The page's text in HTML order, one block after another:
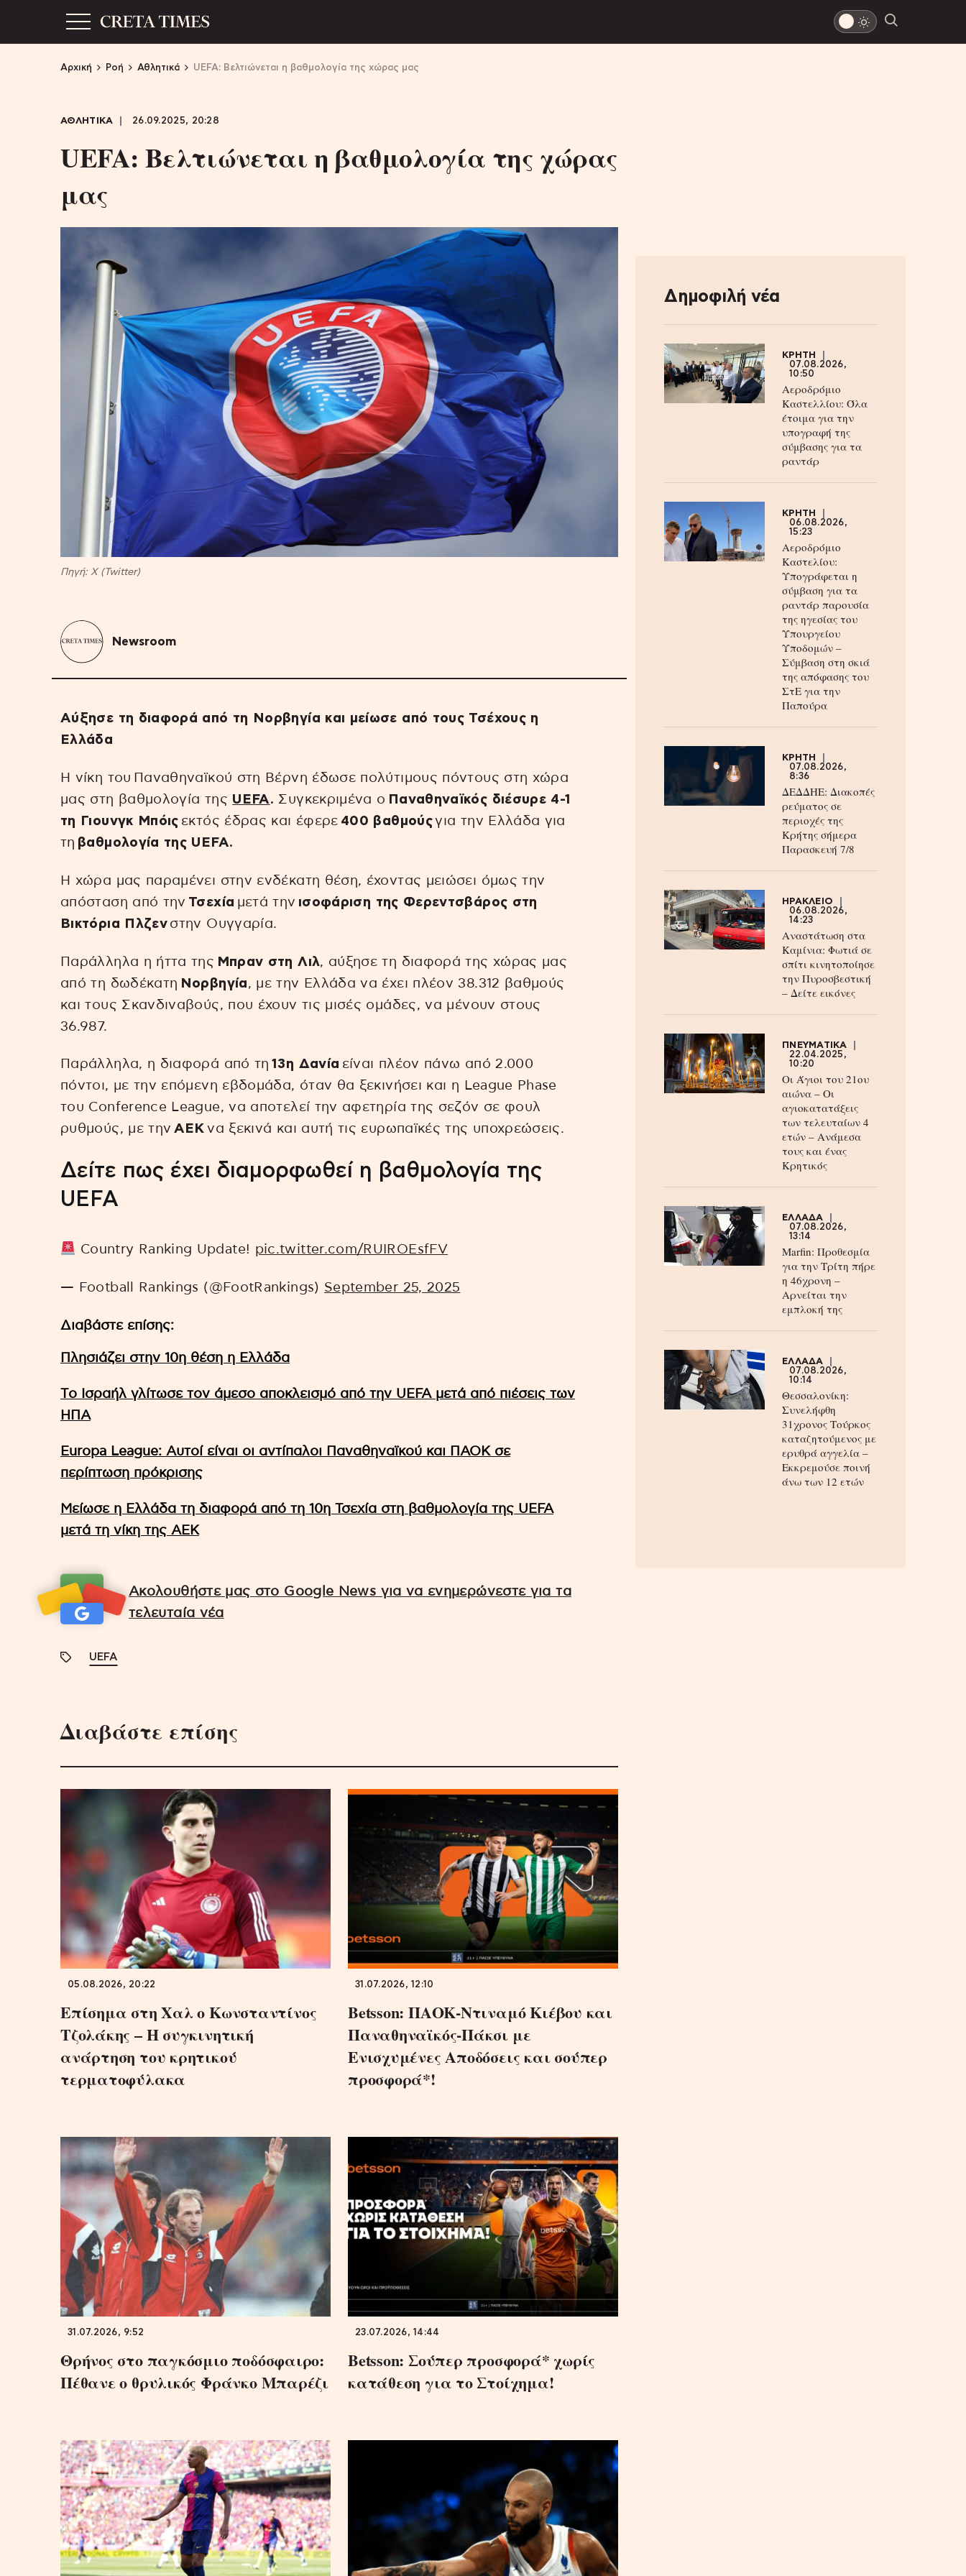
Αρχική Ροή Αθλητικά UEFA: Βελτιώνεται η βαθμολογία της χώρας μας
ΑΘΛΗΤΙΚΑ 26.09.2025, 20:28
UEFA: Βελτιώνεται η βαθμολογία της χώρας
μας
Πηγή: X (Twitter)
Newsroom
Αύξησε τη διαφορά από τη Νορβηγία και μείωσε από τους Τσέχους η
Ελλάδα
Η νίκη του Παναθηναϊκού στη Βέρνη έδωσε πολύτιμους πόντους στη χώρα
μας στη βαθμολογία της UEFA. Συγκεκριμένα ο Παναθηναϊκός διέσυρε 4-1
τη Γιουνγκ Μπόις εκτός έδρας και έφερε 400 βαθμούςγια την Ελλάδα για
τη βαθμολογία της UEFA.
Η χώρα μας παραμένει στην ενδέκατη θέση, έχοντας μειώσει όμως την
απόσταση από την Τσεχία μετά την ισοφάριση της Φερεντσβάρος στη
Βικτόρια Πλζεν στην Ουγγαρία.
Παράλληλα η ήττα της Μπραν στη Λιλ, αύξησε τη διαφορά της χώρας μας
από τη δωδέκατη Νορβηγία, με την Ελλάδα να έχει πλέον 38.312 βαθμούς
και τους Σκανδιναβούς, που έχουν τις μισές ομάδες, να μένουν στους
36.987.
Παράλληλα, η διαφορά από τη13η Δανία είναι πλέον πάνω από 2.000
πόντοι, με την επόμενη εβδομάδα, όταν θα ξεκινήσει και η League Phase
του Conference League, να αποτελεί την αφετηρία της σεζόν σε φουλ
ρυθμούς, με την ΑΕΚνα ξεκινά και αυτή τις ευρωπαϊκές της υποχρεώσεις.
Δείτε πως έχει διαμορφωθεί η βαθμολογία της
UEFA
Country Ranking Update! pic.twitter.com/RUIROEsfFV
— Football Rankings (@FootRankings) September 25, 2025
Διαβάστε επίσης:
Πλησιάζει στην 10η θέση η Ελλάδα
Τo Ισραήλ γλίτωσε τον άμεσο αποκλεισμό από την UEFA μετά από πιέσεις των
ΗΠΑ
Europa League: Αυτοί είναι οι αντίπαλοι Παναθηναϊκού και ΠΑΟΚ σε
περίπτωση πρόκρισης
Μείωσε η Ελλάδα τη διαφορά από τη 10η Τσεχία στη βαθμολογία της UEFA
μετά τη νίκη της ΑΕΚ
Ακολουθήστε μας στο Google News για να ενημερώνεστε για τα
τελευταία νέα
UEFA
Διαβάστε επίσης
05.08.2026, 20:22
Επίσημα στη Χαλ ο Κωνσταντίνος
Τζολάκης – Η συγκινητική
ανάρτηση του κρητικού
τερματοφύλακα
31.07.2026, 12:10
Betsson: ΠΑΟΚ-Ντιναμό Κιέβου και
Παναθηναϊκός-Πάκσι με
Ενισχυμένες Αποδόσεις και σούπερ
προσφορά*!
31.07.2026, 9:52
Θρήνος στο παγκόσμιο ποδόσφαιρο:
Πέθανε ο θρυλικός Φράνκο Μπαρέζι
23.07.2026, 14:44
Betsson: Σούπερ προσφορά* χωρίς
κατάθεση για το Στοίχημα!
Δημοφιλή νέα
ΚΡΗΤΗ
07.08.2026,
10:50
Αεροδρόμιο
Καστελλίου: Όλα
έτοιμα για την
υπογραφή της
σύμβασης για τα
ραντάρ
ΚΡΗΤΗ
06.08.2026,
15:23
Αεροδρόμιο
Καστελίου:
Υπογράφεται η
σύμβαση για τα
ραντάρ παρουσία
της ηγεσίας του
Υπουργείου
Υποδομών –
Σύμβαση στη σκιά
της απόφασης του
ΣτΕ για την
Παπούρα
ΚΡΗΤΗ
07.08.2026,
8:36
ΔΕΔΔΗΕ: Διακοπές
ρεύματος σε
περιοχές της
Κρήτης σήμερα
Παρασκευή 7/8
ΗΡΑΚΛΕΙΟ
06.08.2026,
14:23
Αναστάτωση στα
Καμίνια: Φωτιά σε
σπίτι κινητοποίησε
την Πυροσβεστική
– Δείτε εικόνες
ΠΝΕΥΜΑΤΙΚΑ
22.04.2025,
10:20
Οι Άγιοι του 21ου
αιώνα – Οι
αγιοκατατάξεις
των τελευταίων 4
ετών – Ανάμεσα
τους και ένας
Κρητικός
ΕΛΛΑΔΑ
07.08.2026,
13:14
Marfin: Προθεσμία
για την Τρίτη πήρε
η 46χρονη –
Aρνείται την
εμπλοκή της
ΕΛΛΑΔΑ
07.08.2026,
10:14
Θεσσαλονίκη:
Συνελήφθη
31χρονος Τούρκος
καταζητούμενος με
ερυθρά αγγελία –
Εκκρεμούσε ποινή
άνω των 12 ετών